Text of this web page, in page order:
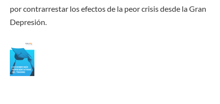
por contrarrestar los efectos de la peor crisis desde la Gran
Depresión.